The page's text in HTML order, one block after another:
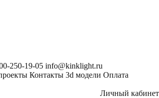
250-19-05 info@kinklight.ru
Контакты 3d модели Оплата
Личный кабинет